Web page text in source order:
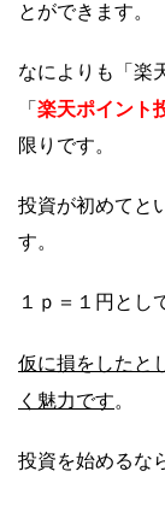
とができます。
なによりも「楽
「楽天ポイント
限りです。
投資が初めてと
す。
１ｐ＝１円とし
仮に損をしたと
く魅力です。
投資を始めるな